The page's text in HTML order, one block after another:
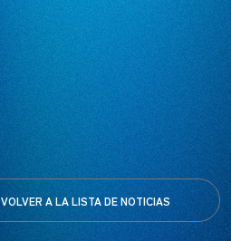
VOLVER A LA LISTA DE NOTICIAS